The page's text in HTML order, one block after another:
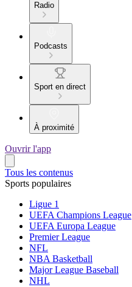
Radio
Podcasts
Sport en direct
À proximité
Ouvrir l'app
Tous les contenus
Sports populaires
Ligue 1
UEFA Champions League
UEFA Europa League
Premier League
NFL
NBA Basketball
Major League Baseball
NHL